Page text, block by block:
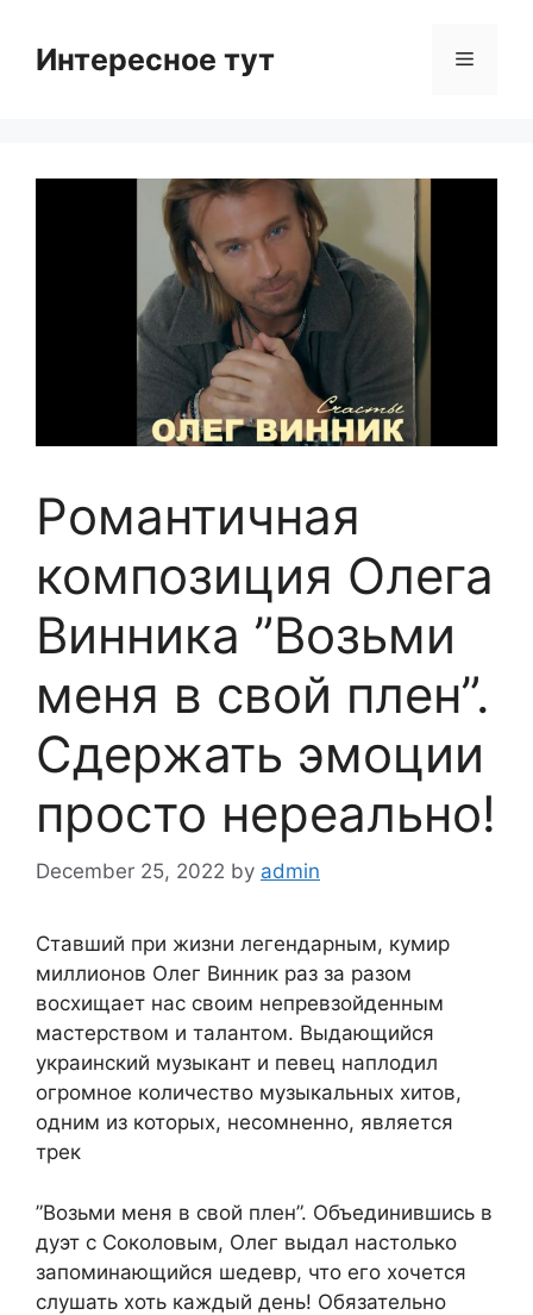
contentИнтересное тут Menu
Романтичная
композиция Олега
Винника ”Возьми
меня в свой плен”.
Сдержать эмоции
просто нереально!
December 25, 2022 by admin
Ставший при жизни легендарным, кумир
миллионов Олег Винник раз за разом
восхищает нас своим непревзойденным
мастерством и талантом. Выдающийся
украинский музыкант и певец наплодил
огромное количество музыкальных хитов,
одним из которых, несомненно, является
трек
”Возьми меня в свой плен”. Объединившись в
дуэт с Соколовым, Олег выдал настолько
запоминающийся шедевр, что его хочется
слушать хоть каждый день! Обязательно